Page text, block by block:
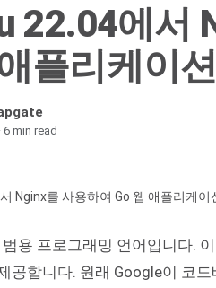
22.04에서
플리케이
6 min read
용 프로그래밍 언어입니다.
공합니다. 원래 Google이 코